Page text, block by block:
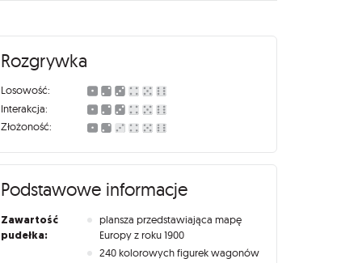
Rozgrywka
Losowość:
Interakcja:
Złożoność:
Podstawowe informacje
Zawartość
pudełka:
plansza przedstawiająca mapę
Europy z roku 1900
240 kolorowych figurek wagonów